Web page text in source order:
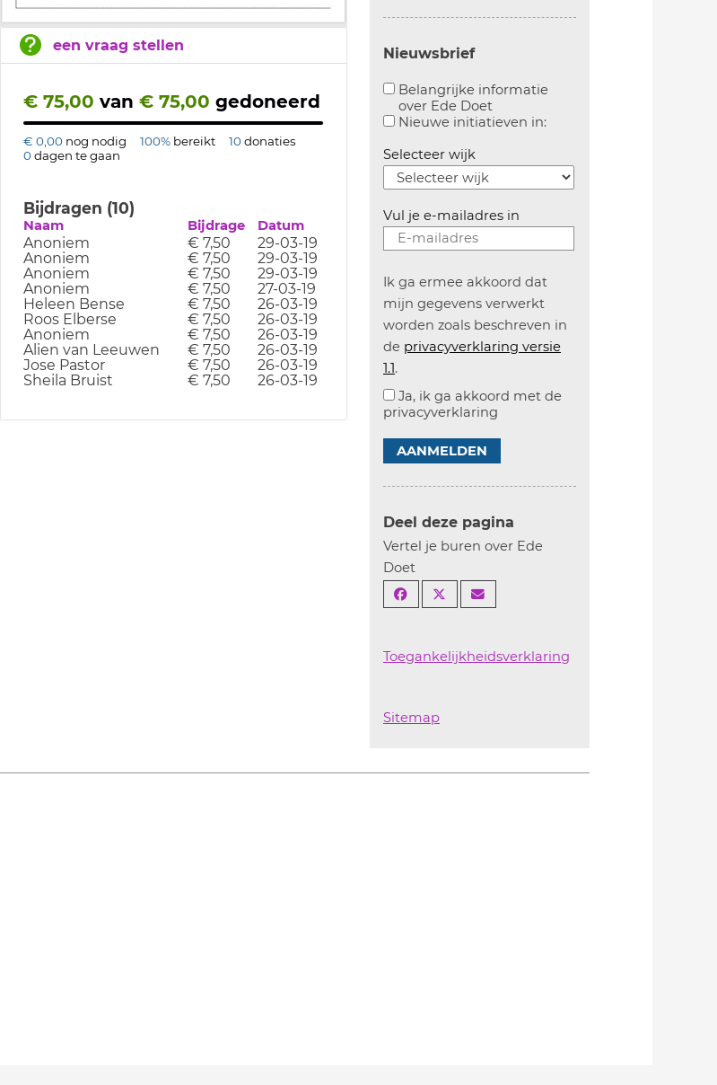
een vraag stellen
€ 75,00 van € 75,00 gedoneerd
€ 0,00 nog nodig 100% bereikt 10donaties
0dagen te gaan
Bijdragen (10)
Naam Bijdrage Datum
Anoniem € 7,50
29-03-19
Anoniem
€ 7,50
29-03-19
Anoniem
€ 7,50
29-03-19
Anoniem
€ 7,50
27-03-19
Heleen Bense
€ 7,50
26-03-19
Roos Elberse
€ 7,50
26-03-19
Anoniem
€ 7,50
26-03-19
Alien van Leeuwen
€ 7,50
26-03-19
Jose Pastor
€ 7,50
26-03-19
Sheila Bruist
€ 7,50 26-03-19
Nieuwsbrief
Belangrijke informatie
over Ede Doet
Aanvinken om belangrijke informatie over
Nieuwe initiatieven in:Aanvinken om
Selecteer wijk
Vul je e-mailadres in
Ik ga ermee akkoord dat
mijn gegevens verwerkt
worden zoals beschreven in
de privacyverklaring versie
1.1.
Ja, ik ga akkoord met de
privacyverklaring
AANMELDEN
Deel deze pagina
Vertel je buren over Ede
Doet
Toegankelijkheidsverklaring
Sitemap